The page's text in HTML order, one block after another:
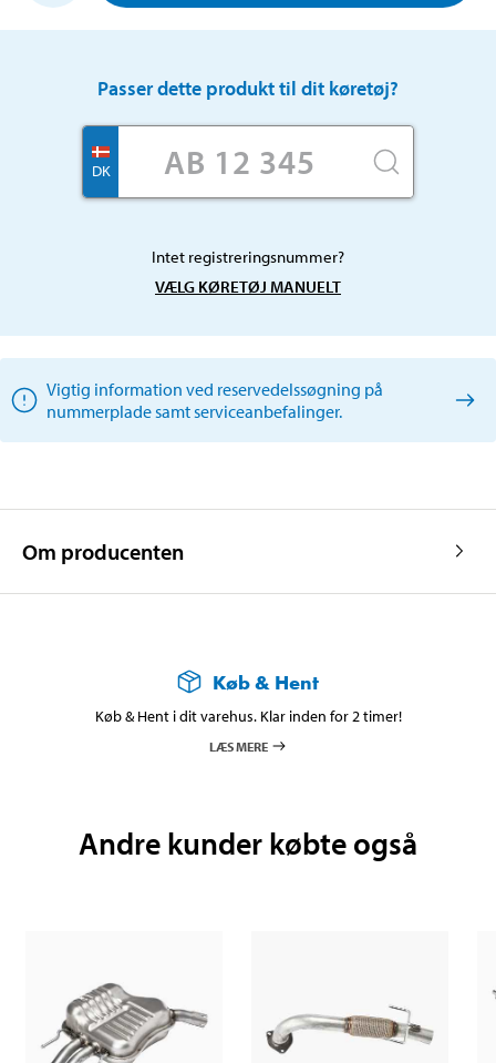
Passer dette produkt til dit køretøj?
DK
Intet registreringsnummer?
VÆLG KØRETØJ MANUELT
Vigtig information ved reservedelssøgning på
nummerplade samt serviceanbefalinger.
Om producenten
Køb & Hent
Køb & Hent i dit varehus. Klar inden for 2 timer!
LÆS MERE
Andre kunder købte også